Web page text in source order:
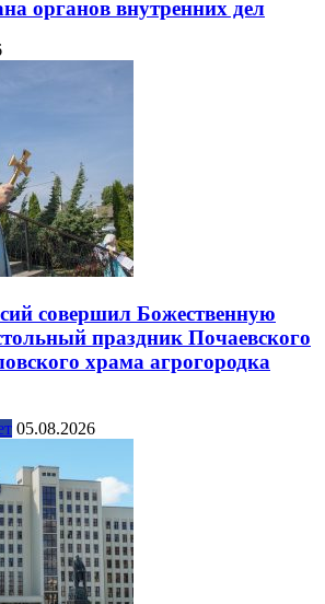
органов внутренних дел
совершил Божественную
праздник Почаевского
храма агрогородка
05.08.2026